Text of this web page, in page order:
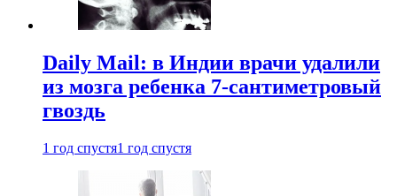
Daily Mail: в Индии врачи удалили
из мозга ребенка 7-сантиметровый
гвоздь
1 год спустя1 год спустя